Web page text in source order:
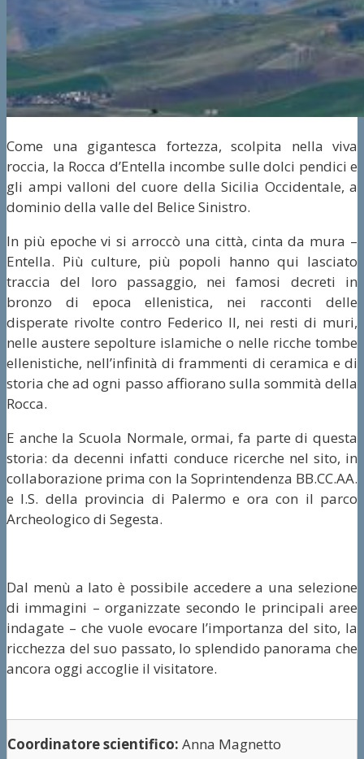
Come una gigantesca fortezza, scolpita nella viva
roccia, la Rocca d’Entella incombe sulle dolci pendici e
gli ampi valloni del cuore della Sicilia Occidentale, a
dominio della valle del Belice Sinistro.
In più epoche vi si arroccò una città, cinta da mura –
Entella. Più culture, più popoli hanno qui lasciato
traccia del loro passaggio, nei famosi decreti in
bronzo di epoca ellenistica, nei racconti delle
disperate rivolte contro Federico II, nei resti di muri,
nelle austere sepolture islamiche o nelle ricche tombe
ellenistiche, nell’infinità di frammenti di ceramica e di
storia che ad ogni passo affiorano sulla sommità della
Rocca.
E anche la Scuola Normale, ormai, fa parte di questa
storia: da decenni infatti conduce ricerche nel sito, in
collaborazione prima con la Soprintendenza BB.CC.AA.
e I.S. della provincia di Palermo e ora con il parco
Archeologico di Segesta.
Dal menù a lato è possibile accedere a una selezione
di immagini – organizzate secondo le principali aree
indagate – che vuole evocare l’importanza del sito, la
ricchezza del suo passato, lo splendido panorama che
ancora oggi accoglie il visitatore.
Coordinatore scientifico: Anna Magnetto